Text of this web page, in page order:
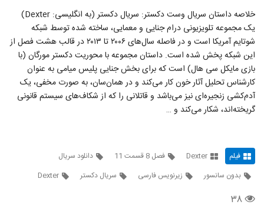
خلاصه داستان سریال وست دکستر: سریال دکستر (به انگلیسی: Dexter)
یک مجموعه تلویزیونی درام جنایی و معمایی، ساخته شده توسط شبکه
شوتایم آمریکا است و در فاصله سال‌های ۲۰۰۶ تا ۲۰۱۳ در قالب هشت فصل از
این شبکه پخش شده‌ است. داستان مجموعه با محوریت دکستر مورگان (با
بازی مایکل سی هال) است که برای بخش جنایی پلیس میامی به عنوان
کارشناس تحلیل آثار خون کار می‌کند و در همان‌سان، به صورت مخفی، یک
آدم‌کشی زنجیره‌ای نیز می‌باشد و قاتلانی را که از شکاف‌های سیستم قانونی
گریخته‌اند، شکار می‌کند و …
فیلم Dexter فصل 8 قسمت 11
دانلود سریال
بدون سانسور
زیرنویس فارسی سریال دکستر Dexter
۳۸